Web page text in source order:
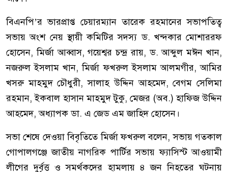
বিএনপি’র ভারপ্রাপ্ত চেয়ারম্যান তারেক রহমানের সভাপতিত্ব
সভায় অংশ নেয় স্থায়ী কমিটির সদস্য ড. খন্দকার মোশাররফ
হোসেন, মির্জা আব্বাস, গয়েশ্বর চন্দ্র রায়, ড. আব্দুল মঈন খান,
নজরুল ইসলাম খান, মির্জা ফখরুল ইসলাম আলমগীর, আমির
খসরু মাহমুদ চৌধুরী, সালাহ উদ্দিন আহমেদ, বেগম সেলিমা
রহমান, ইকবাল হাসান মাহমুদ টুকু, মেজর (অব.) হাফিজ উদ্দিন
আহমেদ, অধ্যাপক ডা. এ জেড এম জাহিদ হোসেন।
সভা শেষে দেওয়া বিবৃতিতে মির্জা ফখরুল বলেন, সভায় গতকাল
গোপালগঞ্জে জাতীয় নাগরিক পার্টির সভায় ফ্যাসিস্ট আওয়ামী
লীগের দুর্বৃত্ত ও সমর্থকদের হামলায় ৪ জন নিহতের ঘটনায়